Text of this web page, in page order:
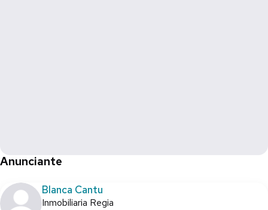
Anunciante
Blanca Cantu
Inmobiliaria Regia